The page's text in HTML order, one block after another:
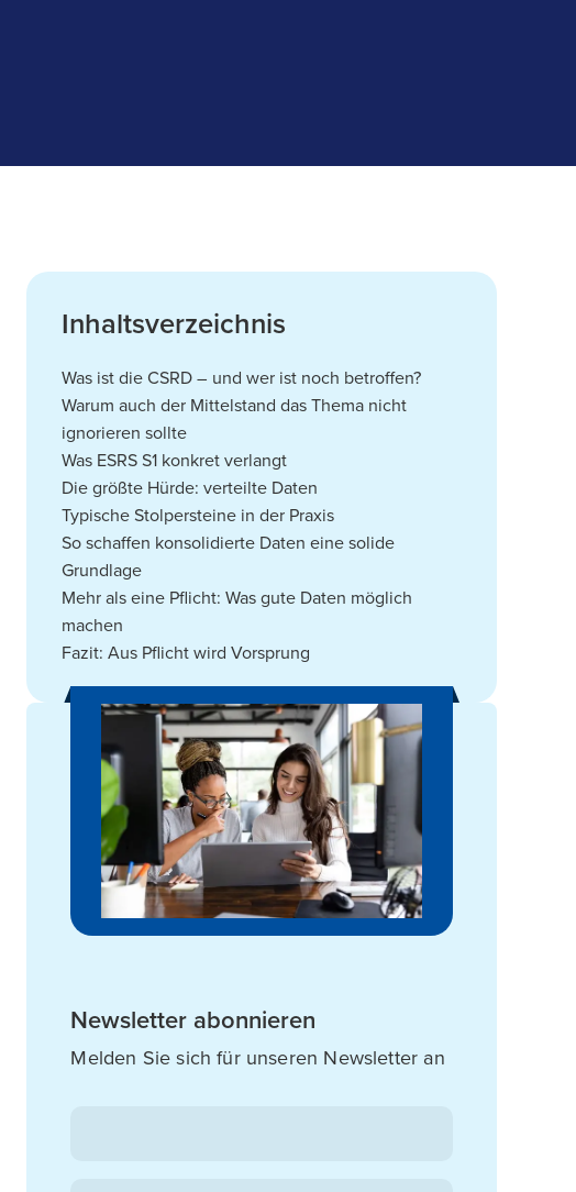
Inhaltsverzeichnis
Was ist die CSRD – und wer ist noch betroffen?
Warum auch der Mittelstand das Thema nicht
ignorieren sollte
Was ESRS S1 konkret verlangt
Die größte Hürde: verteilte Daten
Typische Stolpersteine in der Praxis
So schaffen konsolidierte Daten eine solide
Grundlage
Mehr als eine Pflicht: Was gute Daten möglich
machen
Fazit: Aus Pflicht wird Vorsprung
Newsletter abonnieren
Melden Sie sich für unseren Newsletter an